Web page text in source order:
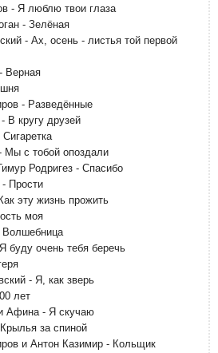
- Я люблю твои глаза
- Зелёная
- Ах, осень - листья той первой
Верная
- Разведённые
В кругу друзей
Мы с тобой опоздали
Родригез - Спасибо
Прости
эту жизнь прожить
моя
Волшебница
буду очень тебя беречь
- Я, как зверь
лет
Афина - Я скучаю
за спиной
и Антон Казимир - Кольщик